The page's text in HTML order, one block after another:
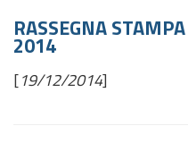
RASSEGNA
2014
[19/12/2014]